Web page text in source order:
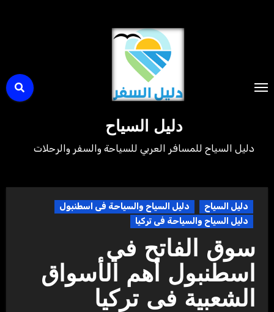
دليل السياح
دليل السياح للمسافر العربي للسياحة والسفر والرحلات
دليل السياح
دليل السياح والسياحة فى اسطنبول
دليل السياح والسياحة فى تركيا
سوق الفاتح في
اسطنبول أهم الأسواق
الشعبية فى تركيا